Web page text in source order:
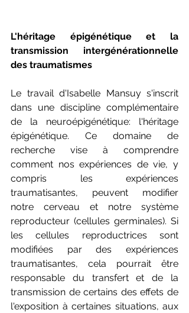
L'héritage épigénétique et la
transmission intergénérationnelle
des traumatismes
Le travail d'Isabelle Mansuy s'inscrit
dans une discipline complémentaire
de la neuroépigénétique: l'héritage
épigénétique. Ce domaine de
recherche vise à comprendre
comment nos expériences de vie, y
compris les expériences
traumatisantes, peuvent modifier
notre cerveau et notre système
reproducteur (cellules germinales). Si
les cellules reproductrices sont
modifiées par des expériences
traumatisantes, cela pourrait être
responsable du transfert et de la
transmission de certains des effets de
l'exposition à certaines situations, aux